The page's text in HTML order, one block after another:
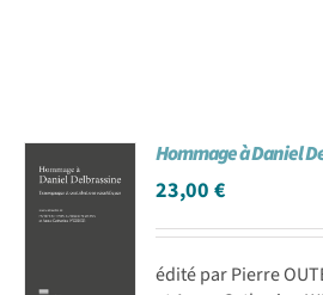
Hommage à Daniel
23,00€
édité par Pierre